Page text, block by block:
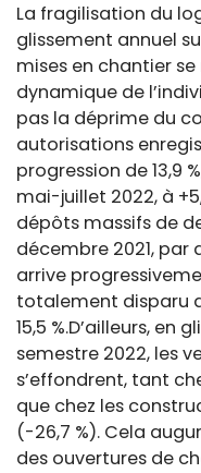
La fragilisation du
glissement annuel
mises en chantier se
dynamique de
pas la déprime du
autorisations
progression de 13,9
mai-juillet 2022, à
dépôts massifs de
décembre 2021, par
arrive
totalement disparu
15,5 %.D’ailleurs, en
semestre 2022, les
s’effondrent, tant
que chez les
(-26,7 %). Cela
des ouvertures de